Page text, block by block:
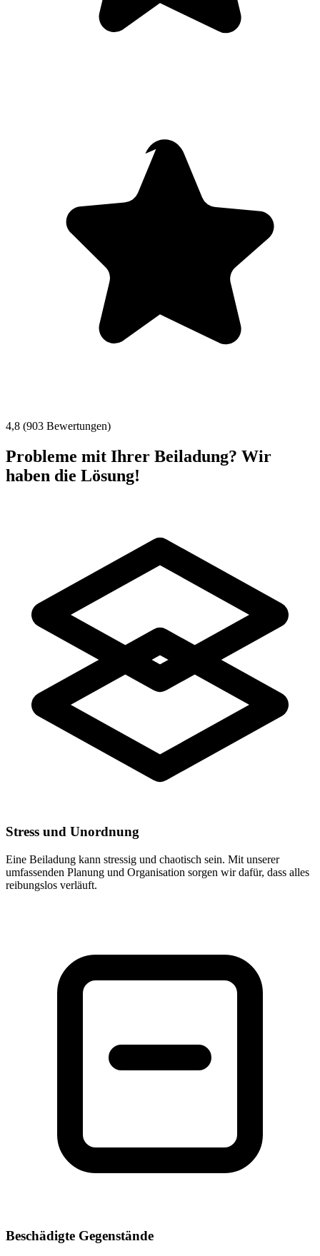
4,8 (903 Bewertungen)
Probleme mit Ihrer Beiladung? Wir
haben die Lösung!
Stress und Unordnung
Eine Beiladung kann stressig und chaotisch sein. Mit unserer
umfassenden Planung und Organisation sorgen wir dafür, dass alles
reibungslos verläuft.
Beschädigte Gegenstände